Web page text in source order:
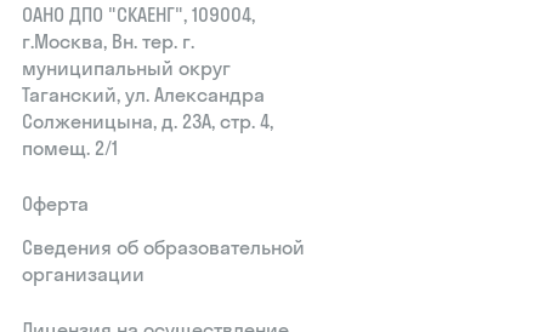
ОАНО ДПО "СКАЕНГ", 109004,
г.Москва, Вн. тер. г.
муниципальный округ
Таганский, ул. Александра
Солженицына, д. 23А, стр. 4,
помещ. 2/1
Оферта
Сведения об образовательной
организации